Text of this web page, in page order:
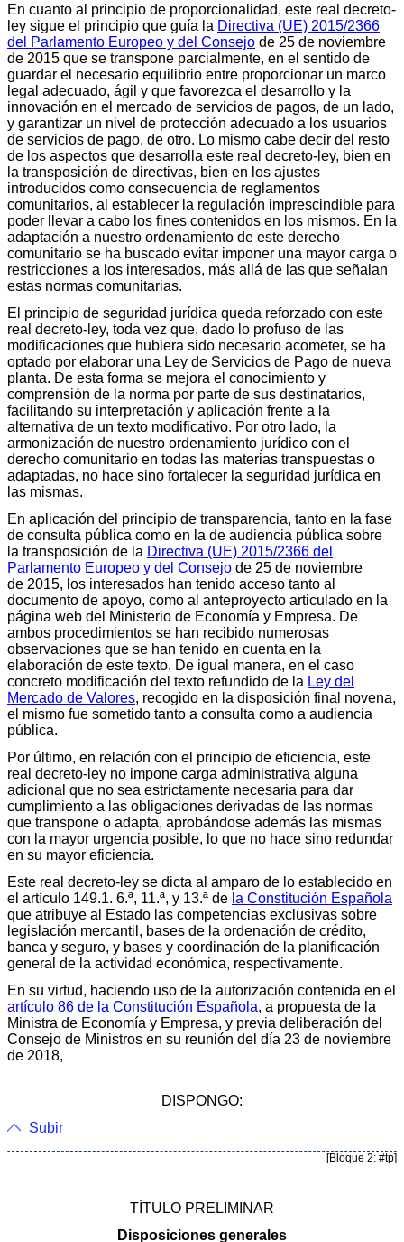
En cuanto al principio de proporcionalidad, este real decreto-
ley sigue el principio que guía la Directiva (UE) 2015/2366
del Parlamento Europeo y del Consejo de 25 de noviembre
de 2015 que se transpone parcialmente, en el sentido de
guardar el necesario equilibrio entre proporcionar un marco
legal adecuado, ágil y que favorezca el desarrollo y la
innovación en el mercado de servicios de pagos, de un lado,
y garantizar un nivel de protección adecuado a los usuarios
de servicios de pago, de otro. Lo mismo cabe decir del resto
de los aspectos que desarrolla este real decreto-ley, bien en
la transposición de directivas, bien en los ajustes
introducidos como consecuencia de reglamentos
comunitarios, al establecer la regulación imprescindible para
poder llevar a cabo los fines contenidos en los mismos. En la
adaptación a nuestro ordenamiento de este derecho
comunitario se ha buscado evitar imponer una mayor carga o
restricciones a los interesados, más allá de las que señalan
estas normas comunitarias.
El principio de seguridad jurídica queda reforzado con este
real decreto-ley, toda vez que, dado lo profuso de las
modificaciones que hubiera sido necesario acometer, se ha
optado por elaborar una Ley de Servicios de Pago de nueva
planta. De esta forma se mejora el conocimiento y
comprensión de la norma por parte de sus destinatarios,
facilitando su interpretación y aplicación frente a la
alternativa de un texto modificativo. Por otro lado, la
armonización de nuestro ordenamiento jurídico con el
derecho comunitario en todas las materias transpuestas o
adaptadas, no hace sino fortalecer la seguridad jurídica en
las mismas.
En aplicación del principio de transparencia, tanto en la fase
de consulta pública como en la de audiencia pública sobre
la transposición de la Directiva (UE) 2015/2366 del
Parlamento Europeo y del Consejo de 25 de noviembre
de 2015, los interesados han tenido acceso tanto al
documento de apoyo, como al anteproyecto articulado en la
página web del Ministerio de Economía y Empresa. De
ambos procedimientos se han recibido numerosas
observaciones que se han tenido en cuenta en la
elaboración de este texto. De igual manera, en el caso
concreto modificación del texto refundido de la Ley del
Mercado de Valores, recogido en la disposición final novena,
el mismo fue sometido tanto a consulta como a audiencia
pública.
Por último, en relación con el principio de eficiencia, este
real decreto-ley no impone carga administrativa alguna
adicional que no sea estrictamente necesaria para dar
cumplimiento a las obligaciones derivadas de las normas
que transpone o adapta, aprobándose además las mismas
con la mayor urgencia posible, lo que no hace sino redundar
en su mayor eficiencia.
Este real decreto-ley se dicta al amparo de lo establecido en
el artículo 149.1. 6.ª, 11.ª, y 13.ª de la Constitución Española
que atribuye al Estado las competencias exclusivas sobre
legislación mercantil, bases de la ordenación de crédito,
banca y seguro, y bases y coordinación de la planificación
general de la actividad económica, respectivamente.
En su virtud, haciendo uso de la autorización contenida en el
artículo 86 de la Constitución Española, a propuesta de la
Ministra de Economía y Empresa, y previa deliberación del
Consejo de Ministros en su reunión del día 23 de noviembre
de 2018,
DISPONGO:
Subir
[Bloque 2: #tp]
TÍTULO PRELIMINAR
Disposiciones generales